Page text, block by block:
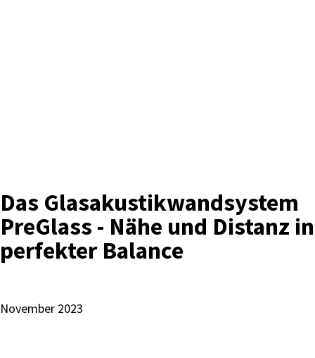
Das Glasakustikwandsystem
PreGlass - Nähe und Distanz in
perfekter Balance
November 2023